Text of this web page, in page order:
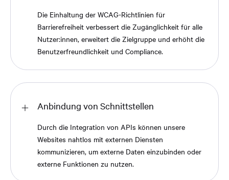
Die Einhaltung der WCAG-Richtlinien für
Barrierefreiheit verbessert die Zugänglichkeit für alle
Nutzer:innen, erweitert die Zielgruppe und erhöht die
Benutzerfreundlichkeit und Compliance.
Anbindung von Schnittstellen
Durch die Integration von APIs können unsere
Websites nahtlos mit externen Diensten
kommunizieren, um externe Daten einzubinden oder
externe Funktionen zu nutzen.